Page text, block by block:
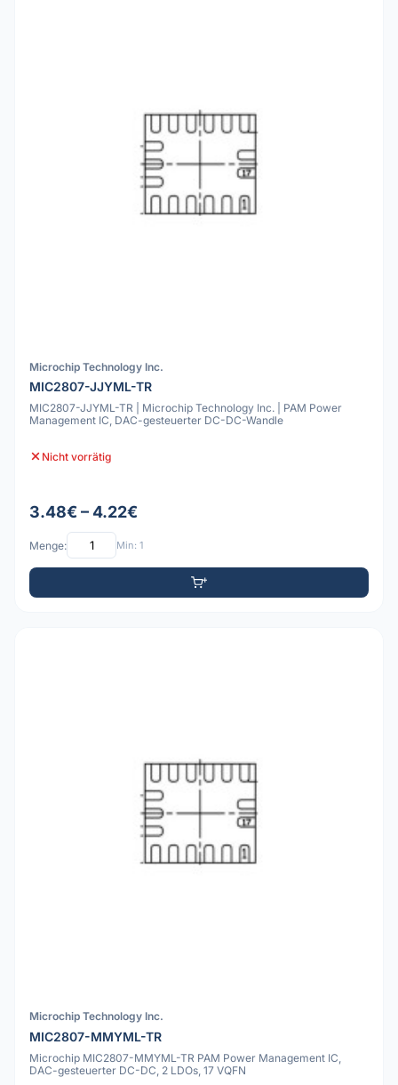
Microchip Technology Inc.
MIC2807-JJYML-TR
MIC2807-JJYML-TR | Microchip Technology Inc. | PAM Power
Management IC, DAC-gesteuerter DC-DC-Wandle
Nicht vorrätig
3.48€ – 4.22€
Menge: Min: 1
Microchip Technology Inc.
MIC2807-MMYML-TR
Microchip MIC2807-MMYML-TR PAM Power Management IC,
DAC-gesteuerter DC-DC, 2 LDOs, 17 VQFN